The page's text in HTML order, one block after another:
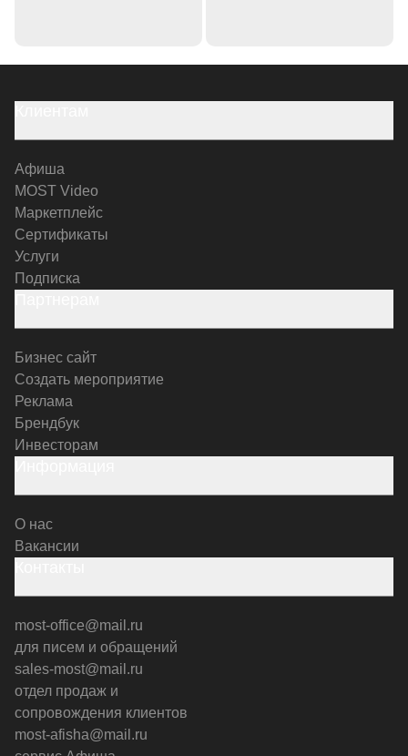
Афиша
MOST Video
Маркетплейс
Сертификаты
Услуги
Подписка
Бизнес сайт
Создать мероприятие
Реклама
Брендбук
Инвесторам
О нас
Вакансии
most-office@mail.ru
для писем и обращений
sales-most@mail.ru
отдел продаж и
сопровождения клиентов
most-afisha@mail.ru